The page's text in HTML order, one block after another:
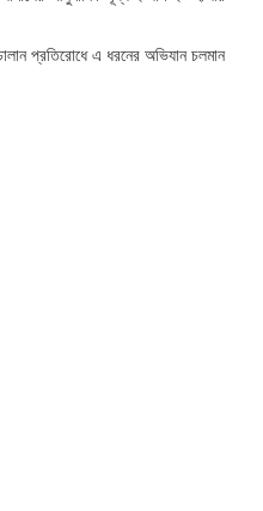
প্রতিরোধে এ ধরনের অভিযান চলমান